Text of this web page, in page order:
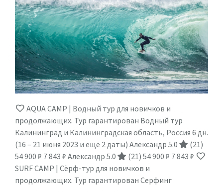
AQUA CAMP | Водный тур для новичков и
продолжающих. Тур гарантирован Водный тур
Калининград и Калининградская область, Россия 6 дн.
(16 – 21 июня 2023 и ещё 2 даты) Александр 5.0
(21)
54 900 ₽ 7 843 ₽ Александр 5.0 (21) 54 900 ₽ 7 843 ₽
SURF CAMP | Сёрф-тур для новичков и
продолжающих. Тур гарантирован Серфинг